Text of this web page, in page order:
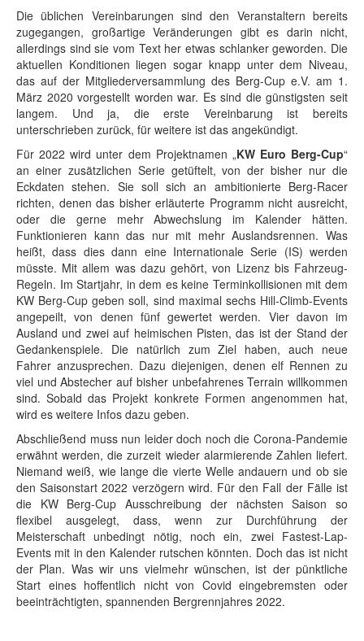
Die üblichen Vereinbarungen sind den Veranstaltern bereits
zugegangen, großartige Veränderungen gibt es darin nicht,
allerdings sind sie vom Text her etwas schlanker geworden. Die
aktuellen Konditionen liegen sogar knapp unter dem Niveau,
das auf der Mitgliederversammlung des Berg-Cup e.V. am 1.
März 2020 vorgestellt worden war. Es sind die günstigsten seit
langem. Und ja, die erste Vereinbarung ist bereits
unterschrieben zurück, für weitere ist das angekündigt.
Für 2022 wird unter dem Projektnamen „KW Euro Berg-Cup“
an einer zusätzlichen Serie getüftelt, von der bisher nur die
Eckdaten stehen. Sie soll sich an ambitionierte Berg-Racer
richten, denen das bisher erläuterte Programm nicht ausreicht,
oder die gerne mehr Abwechslung im Kalender hätten.
Funktionieren kann das nur mit mehr Auslandsrennen. Was
heißt, dass dies dann eine Internationale Serie (IS) werden
müsste. Mit allem was dazu gehört, von Lizenz bis Fahrzeug-
Regeln. Im Startjahr, in dem es keine Terminkollisionen mit dem
KW Berg-Cup geben soll, sind maximal sechs Hill-Climb-Events
angepeilt, von denen fünf gewertet werden. Vier davon im
Ausland und zwei auf heimischen Pisten, das ist der Stand der
Gedankenspiele. Die natürlich zum Ziel haben, auch neue
Fahrer anzusprechen. Dazu diejenigen, denen elf Rennen zu
viel und Abstecher auf bisher unbefahrenes Terrain willkommen
sind. Sobald das Projekt konkrete Formen angenommen hat,
wird es weitere Infos dazu geben.
Abschließend muss nun leider doch noch die Corona-Pandemie
erwähnt werden, die zurzeit wieder alarmierende Zahlen liefert.
Niemand weiß, wie lange die vierte Welle andauern und ob sie
den Saisonstart 2022 verzögern wird. Für den Fall der Fälle ist
die KW Berg-Cup Ausschreibung der nächsten Saison so
flexibel ausgelegt, dass, wenn zur Durchführung der
Meisterschaft unbedingt nötig, noch ein, zwei Fastest-Lap-
Events mit in den Kalender rutschen könnten. Doch das ist nicht
der Plan. Was wir uns vielmehr wünschen, ist der pünktliche
Start eines hoffentlich nicht von Covid eingebremsten oder
beeinträchtigten, spannenden Bergrennjahres 2022.